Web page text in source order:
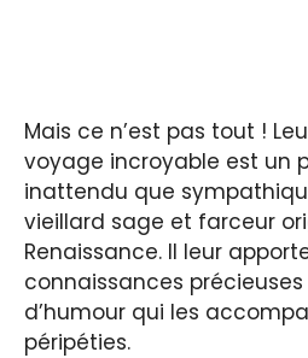
Mais ce n’est pas tout !
voyage incroyable est un
inattendu que
vieillard sage et farceur
Renaissance. Il leur
connaissances
d’humour qui les
péripéties.